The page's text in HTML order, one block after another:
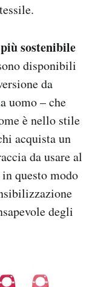
sostenibile
disponibili
da
uomo – che
è nello stile
acquista un
da usare al
questo modo
degli